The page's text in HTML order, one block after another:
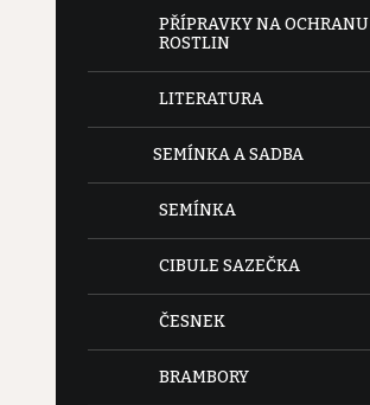
PŘÍPRAVKY NA OCHRANU
ROSTLIN
LITERATURA
SEMÍNKA A SADBA
SEMÍNKA
CIBULE SAZEČKA
ČESNEK
BRAMBORY